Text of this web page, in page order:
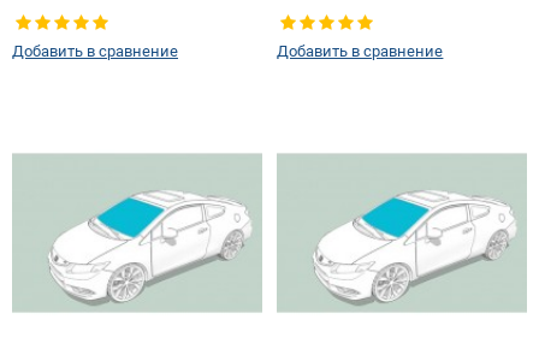
Тип кузова: Купе
Добавить в сравнение
Тип кузова:Купе
Появление или изменение
шелкографии:Да
Добавить в сравнение